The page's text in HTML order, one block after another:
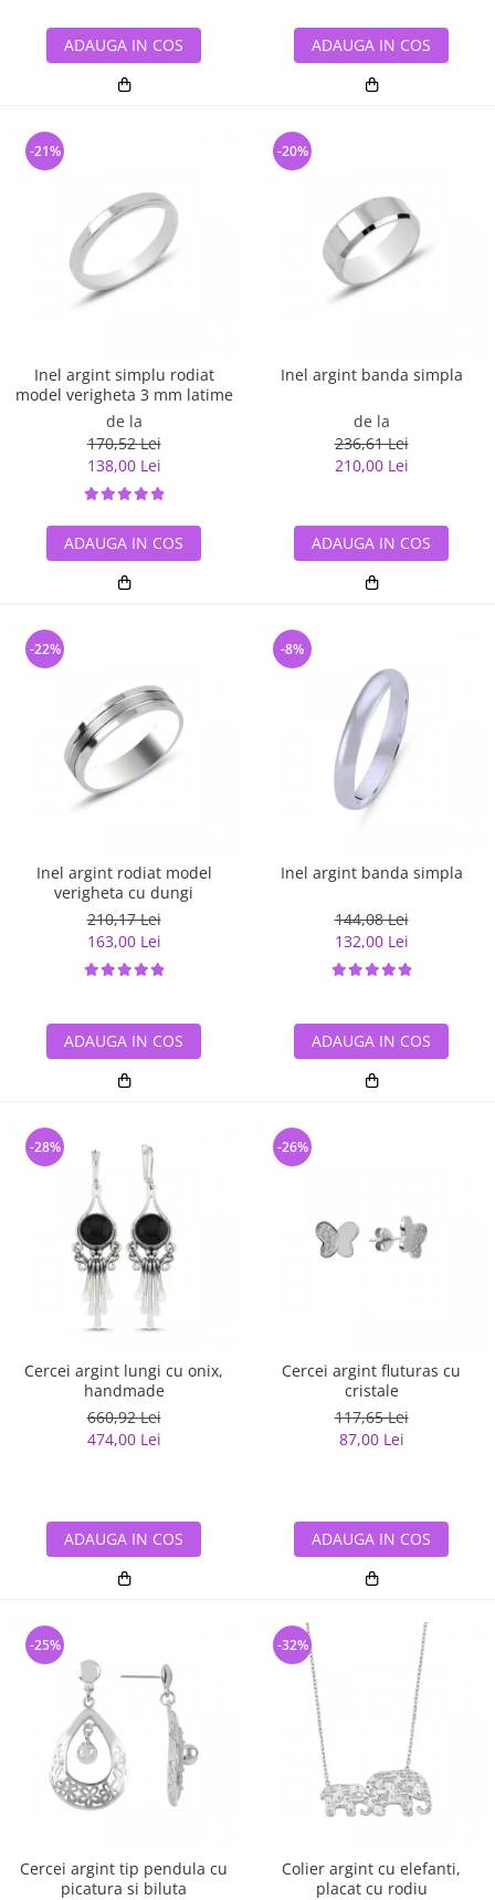
ADAUGA IN COS ADAUGA IN COS
Inel argint simplu rodiat
model verigheta 3 mm latime
de la
170,52 Lei
138,00 Lei
-21%
ADAUGA IN COS
Inel argint banda simpla
de la
236,61 Lei
210,00 Lei
-20%
ADAUGA IN COS
Inel argint rodiat model
verigheta cu dungi
210,17 Lei
163,00 Lei
-22%
ADAUGA IN COS
Inel argint banda simpla
144,08 Lei
132,00 Lei
-8%
ADAUGA IN COS
Cercei argint lungi cu onix,
handmade
660,92 Lei
474,00 Lei
-28%
ADAUGA IN COS
Cercei argint fluturas cu
cristale
117,65 Lei
87,00 Lei
-26%
ADAUGA IN COS
Cercei argint tip pendula cu
picatura si biluta
-25%
Colier argint cu elefanti,
placat cu rodiu
-32%